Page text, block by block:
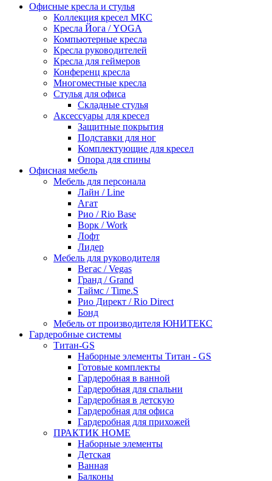
Офисные кресла и стулья
Коллекция кресел МКС
Кресла Йога / YOGA
Компьютерные кресла
Кресла руководителей
Кресла для геймеров
Конференц кресла
Многоместные кресла
Стулья для офиса
Складные стулья
Аксессуары для кресел
Защитные покрытия
Подставки для ног
Комплектующие для кресел
Опора для спины
Офисная мебель
Мебель для персонала
Лайн / Line
Агат
Рио / Rio Base
Ворк / Work
Лофт
Лидер
Мебель для руководителя
Вегас / Vegas
Гранд / Grand
Таймс / Time.S
Рио Директ / Rio Direct
Бонд
Мебель от производителя ЮНИТЕКС
Гардеробные системы
Титан-GS
Наборные элементы Титан - GS
Готовые комплекты
Гардеробная в ванной
Гардеробная для спальни
Гардеробная в детскую
Гардеробная для офиса
Гардеробная для прихожей
ПРАКТИК HOME
Наборные элементы
Детская
Ванная
Балконы